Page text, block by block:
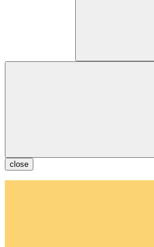
close